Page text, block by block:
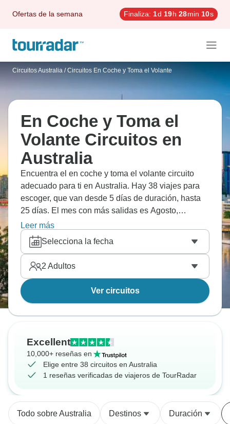
Ofertas de la semana Finaliza: 1 d 19 h 28min 9s
Circuitos Australia / Circuitos En Coche y Toma el Volante
En Coche y Toma el
Volante Circuitos en
Australia
Encuentra el en coche y toma el volante circuito
adecuado para ti en Australia. Hay 38 viajes para
escoger, que van desde 5 días de duración, hasta
25 días. El mes con más salidas es Agosto,
convirtiéndolo en la época más popular para visitar
Australia.
Leer más
Selecciona la fecha
2 Adultos
Ver circuitos
Excellent
10,000+ reseñas en
Elige entre 38 circuitos en Australia
1 reseñas verificadas de viajeros de TourRadar
Todo sobre Australia Destinos Duración